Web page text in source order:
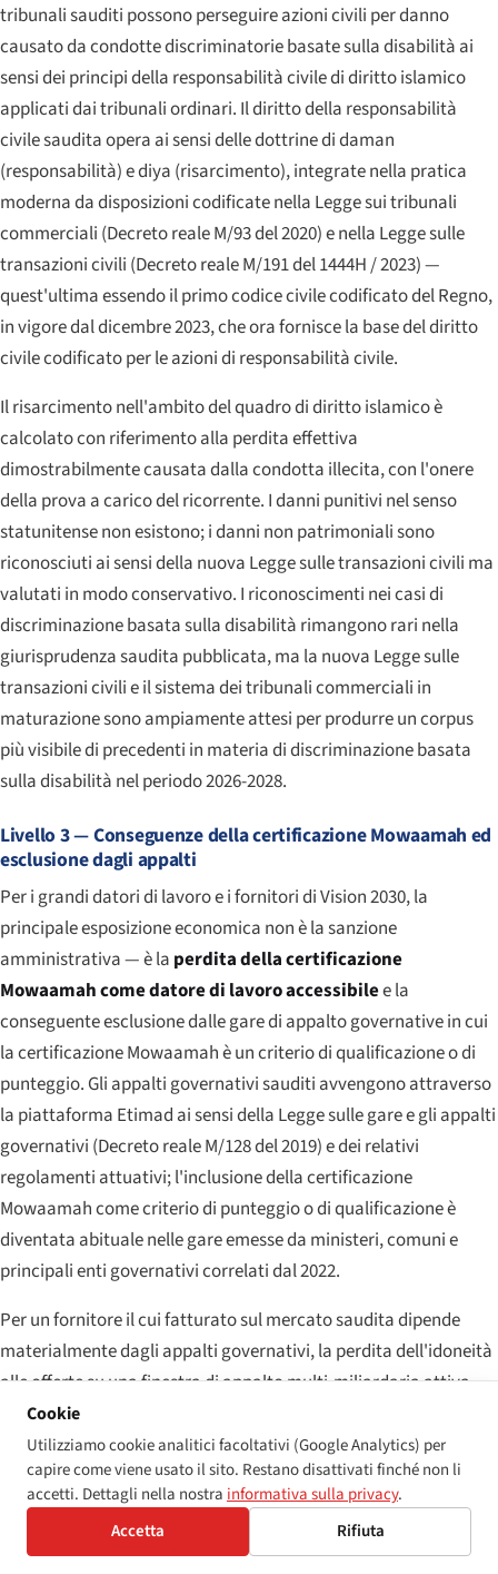
tribunali sauditi possono perseguire azioni civili per danno
causato da condotte discriminatorie basate sulla disabilità ai
sensi dei principi della responsabilità civile di diritto islamico
applicati dai tribunali ordinari. Il diritto della responsabilità
civile saudita opera ai sensi delle dottrine didaman
(responsabilità) ediya (risarcimento), integrate nella pratica
moderna da disposizioni codificate nella Legge sui tribunali
commerciali (Decreto reale M/93 del 2020) e nella Legge sulle
transazioni civili (Decreto reale M/191 del 1444H / 2023) —
quest'ultima essendo il primo codice civile codificato del Regno,
in vigore dal dicembre 2023, che ora fornisce la base del diritto
civile codificato per le azioni di responsabilità civile.
Il risarcimento nell'ambito del quadro di diritto islamico è
calcolato con riferimento alla perdita effettiva
dimostrabilmente causata dalla condotta illecita, con l'onere
della prova a carico del ricorrente. I danni punitivi nel senso
statunitense non esistono; i danni non patrimoniali sono
riconosciuti ai sensi della nuova Legge sulle transazioni civili ma
valutati in modo conservativo. I riconoscimenti nei casi di
discriminazione basata sulla disabilità rimangono rari nella
giurisprudenza saudita pubblicata, ma la nuova Legge sulle
transazioni civili e il sistema dei tribunali commerciali in
maturazione sono ampiamente attesi per produrre un corpus
più visibile di precedenti in materia di discriminazione basata
sulla disabilità nel periodo 2026-2028.
Livello 3 — Conseguenze della certificazione Mowaamah ed
esclusione dagli appalti
Per i grandi datori di lavoro e i fornitori di Vision 2030, la
principale esposizione economica non è la sanzione
amministrativa — è la perdita della certificazione
Mowaamah come datore di lavoro accessibilee la
conseguente esclusione dalle gare di appalto governative in cui
la certificazione Mowaamah è un criterio di qualificazione o di
punteggio. Gli appalti governativi sauditi avvengono attraverso
la piattaforma Etimad ai sensi della Legge sulle gare e gli appalti
governativi (Decreto reale M/128 del 2019) e dei relativi
regolamenti attuativi; l'inclusione della certificazione
Mowaamah come criterio di punteggio o di qualificazione è
diventata abituale nelle gare emesse da ministeri, comuni e
principali enti governativi correlati dal 2022.
Per un fornitore il cui fatturato sul mercato saudita dipende
materialmente dagli appalti governativi, la perdita dell'idoneità
alle offerte su una finestra di appalto multi-miliardaria attiva
può superare la sanzione amministrativa sottostante di due o
tre ordini di grandezza. Il percorso dell'esclusione dagli appalti è
il livello che la comunità della conformità saudita tratta come la
principale esposizione economica per i grandi operatori.
Livello 4 — Esposizione reputazionale e KPI di Vision 2030
Cookie
Utilizziamo cookie analitici facoltativi (Google Analytics) per
capire come viene usato il sito. Restano disattivati finché non li
accetti. Dettagli nella nostra informativa sulla privacy.
Accetta
Rifiuta